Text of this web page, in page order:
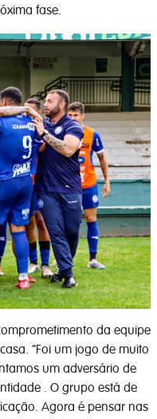
fase.
da equipe
“Foi um jogo de muito
um adversário de
. O grupo está de
Agora é pensar nas